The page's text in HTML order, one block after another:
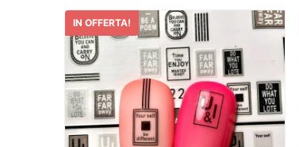
IN OFFERTA!